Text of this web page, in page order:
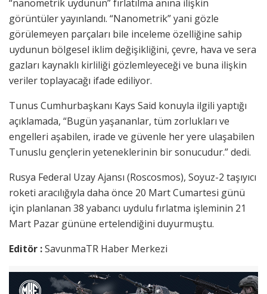
“nanometrik uydunun” fırlatılma anına ilişkin
görüntüler yayınlandı. “Nanometrik” yani gözle
görülemeyen parçaları bile inceleme özelliğine sahip
uydunun bölgesel iklim değişikliğini, çevre, hava ve sera
gazları kaynaklı kirliliği gözlemleyeceği ve buna ilişkin
veriler toplayacağı ifade ediliyor.
Tunus Cumhurbaşkanı Kays Said konuyla ilgili yaptığı
açıklamada, “Bugün yaşananlar, tüm zorlukları ve
engelleri aşabilen, irade ve güvenle her yere ulaşabilen
Tunuslu gençlerin yeteneklerinin bir sonucudur.” dedi.
Rusya Federal Uzay Ajansı (Roscosmos), Soyuz-2 taşıyıcı
roketi aracılığıyla daha önce 20 Mart Cumartesi günü
için planlanan 38 yabancı uydulu fırlatma işleminin 21
Mart Pazar gününe ertelendiğini duyurmuştu.
Editör :SavunmaTR Haber Merkezi